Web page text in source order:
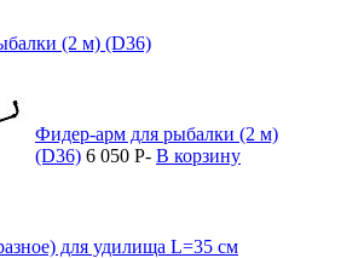
(2 м) (D36)
Фидер-арм для рыбалки (2 м)
(D36) 6 050 P- В корзину
для удилища L=35 см